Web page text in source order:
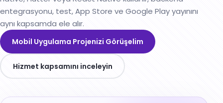
Dynamics 365 & Dataverse Entegrasyonu
DevOps Danışmanlığı
Lojistik ve Teslimat
Perakende ve E-Ticaret
Saha Servis Operasyonları
E-Ticaret Ürünleri
Teknisyen Uygulaması
Kurye Takip Uygulaması
OpsPilot
entegrasyonu, test, App Store ve Google Play yayınını
aynı kapsamda ele alır.
Mobil Uygulama Projenizi Görüşelim
Hizmet kapsamını inceleyin